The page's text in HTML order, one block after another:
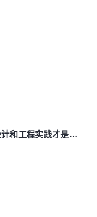
和工程实践才是稀